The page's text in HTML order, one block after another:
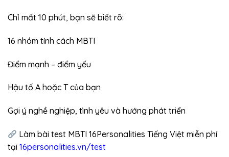
Chỉ mất 10 phút, bạn sẽ biết rõ:
16 nhóm tính cách MBTI
Điểm mạnh – điểm yếu
Hậu tố A hoặc T của bạn
Gợi ý nghề nghiệp, tình yêu và hướng phát triển
Làm bài test MBTI 16Personalities Tiếng Việt miễn phí
tại 16personalities.vn/test